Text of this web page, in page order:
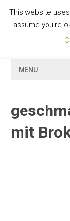
content
MENU
mit
This website
assume you're